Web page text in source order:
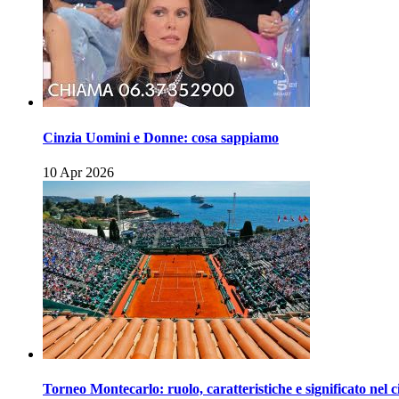
Cinzia Uomini e Donne: cosa sappiamo
10 Apr 2026
Torneo Montecarlo: ruolo, caratteristiche e significato nel